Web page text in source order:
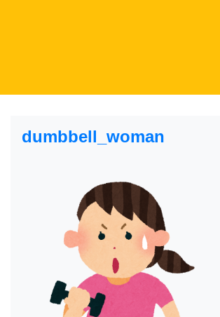
dumbbell_woman